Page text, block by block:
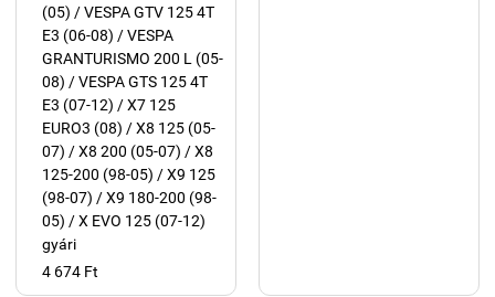
(05) / VESPA GTV 125 4T
E3 (06-08) / VESPA
GRANTURISMO 200 L (05-
08) / VESPA GTS 125 4T
E3 (07-12) / X7 125
EURO3 (08) / X8 125 (05-
07) / X8 200 (05-07) / X8
125-200 (98-05) / X9 125
(98-07) / X9 180-200 (98-
05) / X EVO 125 (07-12)
gyári
4 674 Ft